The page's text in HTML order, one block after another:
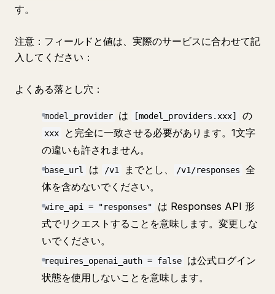
す。
注意：フィールドと値は、実際のサービスに合わせて記
入してください：
よくある落とし穴：
model_provider は [model_providers.xxx] の
xxx
と完全に一致させる必要があります。1文字
の違いも許されません。
base_url は /v1 までとし、 /v1/responses
全
体を含めないでください。
wire_api = "responses"
は Responses API 形
式でリクエストすることを意味します。変更しな
いでください。
requires_openai_auth = false
は公式ログイン
状態を使用しないことを意味します。